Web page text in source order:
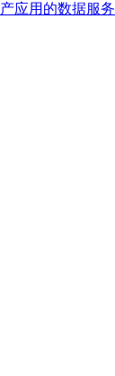
应用的数据服务